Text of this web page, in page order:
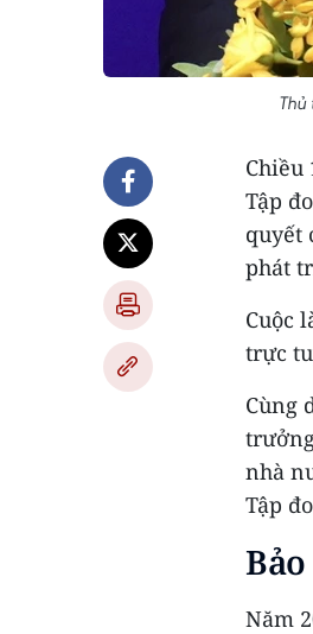
Chiều
Tập
quyết
phát
Cuộc
trực
Cùng
nhà
Tập
Năm